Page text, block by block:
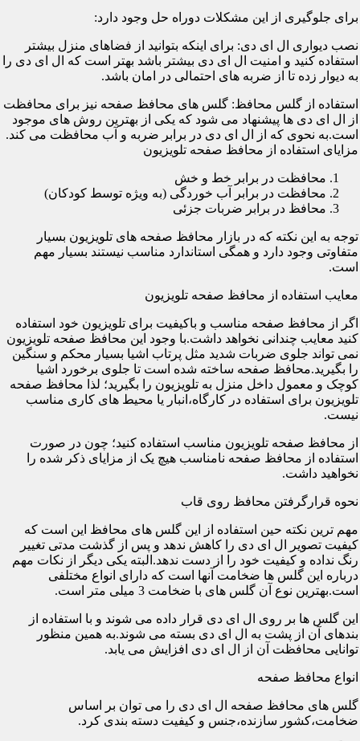
برای جلوگیری از این مشکلات دوراه حل وجود دارد:
نصب دیواری ال ای دی: برای اینکه بتوانید از فضاهای منزل بیشتر
استفاده کنید و امنیت ال ای دی بیشتر باشد بهتر است که ال ای دی را
به دیوار زده تا از ضربه های احتمالی در امان باشد.
استفاده از گلس محافظ: گلس های محافظ صفحه نیز برای محافظت
از ال ای دی ها پیشنهاد می شود که یکی از بهترین روش های موجود
است.به نحوی که از ال ای دی در برابر ضربه و آب محافظت می کند.
مزایای استفاده از محافظ صفحه تلویزیون
محافظت در برابر خط و خش
محافظت در برابر آب خوردگی (به ویژه توسط کودکان)
محافظ در برابر ضربات جزئی
توجه به این نکته که در بازار محافظ صفحه های تلویزیون بسیار
متفاوتی وجود دارد و همگی استاندارد مناسب نیستند بسیار مهم
است.
معایب استفاده از محافظ صفحه تلویزیون
اگر از محافظ صفحه مناسب و باکیفیت برای تلویزیون خود استفاده
کنید معایب چندانی نخواهد داشت.با وجود این محافظ صفحه تلویزیون
نمی تواند جلوی ضربات شدید مثل پرتاب اشیا بسیار محکم و سنگین
را بگیرید.محافظ صفحه ساخته شده است تا جلوی برخورد اشیا
کوچک و معمول داخل منزل به تلویزیون را بگیرید؛ لذا محافظ صفحه
تلویزیون برای استفاده در کارگاه،انبار یا محیط های کاری مناسب
نیست.
از محافظ صفحه تلویزیون مناسب استفاده کنید؛ چون در صورت
استفاده از محافظ صفحه نامناسب هیچ یک از مزایای ذکر شده را
نخواهید داشت.
نحوه قرارگرفتن محافظ روی قاب
مهم ترین نکته حین استفاده از این گلس های محافظ این است که
کیفیت تصویر ال ای دی را کاهش ندهد و پس از گذشت مدتی تغییر
رنگ نداده و کیفیت خود را از دست ندهد.البته یکی دیگر از نکات مهم
درباره این گلس ها ضخامت آنها است که دارای انواع مختلفی
است.بهترین نوع آن گلس های با ضخامت 3 میلی متر است.
این گلس ها بر روی ال ای دی قرار داده می شوند و با استفاده از
بندهای آن از پشت به ال ای دی بسته می شوند.به همین منظور
توانایی محافظت آن از ال ای دی افزایش می یابد.
انواع محافظ صفحه
گلس های محافظ صفحه ال ای دی را می توان بر اساس
ضخامت،کشور سازنده،جنس و کیفیت دسته بندی کرد.